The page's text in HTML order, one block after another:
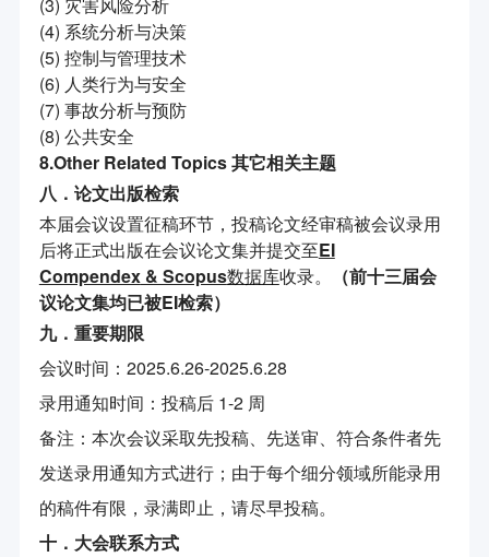
(3) 灾害风险分析
(4) 系统分析与决策
(5) 控制与管理技术
(6) 人类行为与安全
(7) 事故分析与预防
(8) 公共安全
8.Other Related Topics 其它相关主题
八．论文出版检索
本届会议设置征稿环节，投稿论文经审稿被会议录用
后将正式出版在会议论文集并提交至EI
Compendex& Scopus数据库收录。 （前十三届会
议论文集均已被EI检索）
九．重要期限
会议时间：2025.6.26-2025.6.28
录用通知时间：投稿后 1-2 周
备注：本次会议采取先投稿、先送审、符合条件者先
发送录用通知方式进行；由于每个细分领域所能录用
的稿件有限，录满即止，请尽早投稿。
十．大会联系方式